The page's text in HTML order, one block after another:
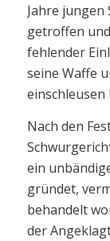
Jahre
getroffen
fehlender
seine Waffe
einschleusen
Nach den
ein
gründet,
behandelt
der